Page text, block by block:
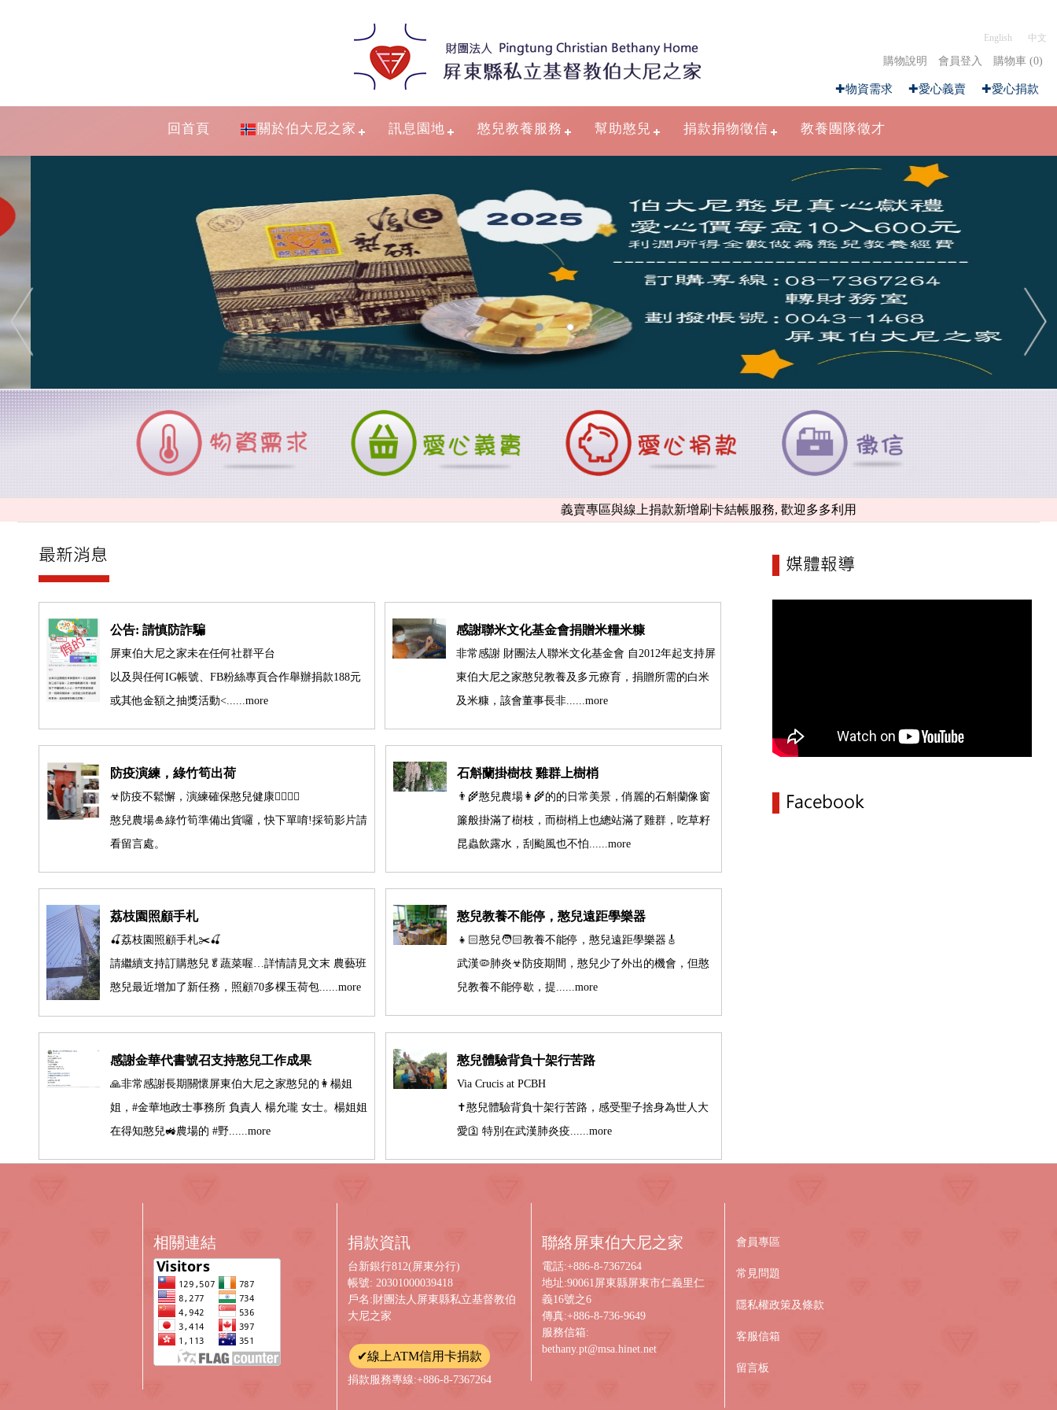
回首頁 關於伯大尼之家 訊息園地 憨兒教養服務 幫助憨兒 捐款捐物徵信 教養團隊徵才
English 中文
購物說明 會員登入 購物車 (0)
✚愛心捐款
✚愛心義賣
✚物資需求
義賣專區與線上捐款新增刷卡結帳服務, 歡迎多多利用
公告: 請慎防詐騙
屏東伯大尼之家未在任何社群平台
以及與任何IG帳號、FB粉絲專頁合作舉辦捐款188元
或其他金額之抽獎活動<......more
感謝聯米文化基金會捐贈米糧米糠
非常感謝 財團法人聯米文化基金會 自2012年起支持屏
東伯大尼之家憨兒教養及多元療育，捐贈所需的白米
及米糠，該會董事長非......more
防疫演練，綠竹筍出荷
☣防疫不鬆懈，演練確保憨兒健康🙆‍♂️🙆‍♀️
憨兒農場🎍綠竹筍準備出貨囉，快下單唷!採筍影片請
看留言處。
石斛蘭掛樹枝 雞群上樹梢
👨‍🌾憨兒農場👩‍🌾的的日常美景，俏麗的石斛蘭像窗
簾般掛滿了樹枝，而樹梢上也總站滿了雞群，吃草籽
昆蟲飲露水，刮颱風也不怕......more
荔枝園照顧手札
🍒荔枝園照顧手札✂️🍒
請繼續支持訂購憨兒🥬蔬菜喔…詳情請見文末 農藝班
憨兒最近增加了新任務，照顧70多棵玉荷包......more
憨兒教養不能停，憨兒遠距學樂器
👧🏻憨兒🧑🏻教養不能停，憨兒遠距學樂器🎸
武漢🦠肺炎☣防疫期間，憨兒少了外出的機會，但憨
兒教養不能停歇，提......more
感謝金華代書號召支持憨兒工作成果
🙏非常感謝長期關懷屏東伯大尼之家憨兒的👩楊姐
姐，#金華地政士事務所 負責人 楊允瓏 女士。楊姐姐
在得知憨兒🚜農場的 #野......more
憨兒體驗背負十架行苦路
Via Crucis at PCBH
✝️憨兒體驗背負十架行苦路，感受聖子捨身為世人大
愛🛐 特別在武漢肺炎疫......more
相關連結 捐款資訊
台新銀行812(屏東分行)
帳號: 20301000039418
戶名:財團法人屏東縣私立基督教伯
大尼之家
✔線上ATM信用卡捐款
捐款服務專線:+886-8-7367264
聯絡屏東伯大尼之家
電話:+886-8-7367264
地址:90061屏東縣屏東市仁義里仁
義16號之6
傳真:+886-8-736-9649
服務信箱:
bethany.pt@msa.hinet.net
會員專區
常見問題
隱私權政策及條款
客服信箱
留言板